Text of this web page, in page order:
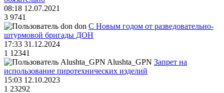
08:18 12.07.2021
3 9741
don С Новым годом от разведовательно-
штурмовой бригады ДОН
17:33 31.12.2024
1 12341
Alushta_GPN Запрет на
использование пиротехнических изделий
15:03 12.10.2023
1 23292